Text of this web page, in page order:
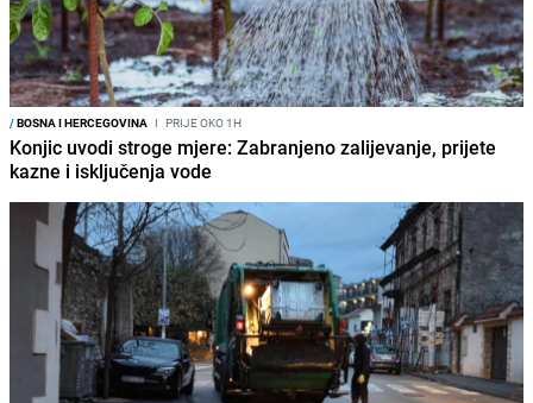
/BOSNA I HERCEGOVINA I PRIJE OKO 1H
Konjic uvodi stroge mjere: Zabranjeno zalijevanje, prijete
kazne i isključenja vode